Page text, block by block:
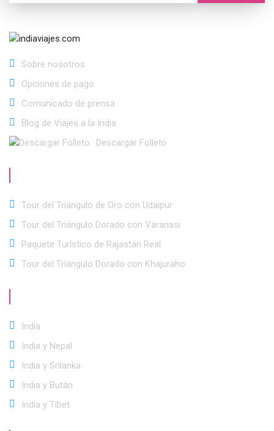
Sobre nosotros
Opciones de pago
Comunicado de prensa
Blog de Viajes a la India
Descargar Folleto
Tour del Triángulo de Oro con Udaipur
Tour del Triángulo Dorado con Varanasi
Paquete Turístico de Rajastán Real
Tour del Triángulo Dorado con Khajuraho
India
India y Nepal
India y Srilanka
India y Bután
India y Tíbet